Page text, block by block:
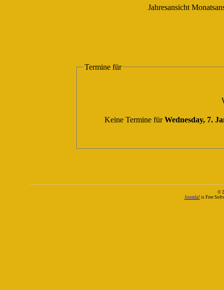
Jahresansicht
Termine für
Keine Termine fürWednesday, 7.
©
Joomla! is Free